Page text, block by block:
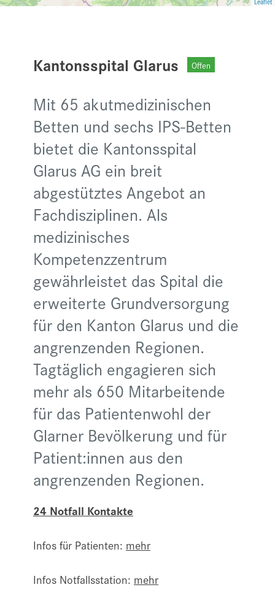
Kantonsspital Glarus Offen
Mit 65 akutmedizinischen
Betten und sechs IPS-Betten
bietet die Kantonsspital
Glarus AG ein breit
abgestütztes Angebot an
Fachdisziplinen. Als
medizinisches
Kompetenzzentrum
gewährleistet das Spital die
erweiterte Grundversorgung
für den Kanton Glarus und die
angrenzenden Regionen.
Tagtäglich engagieren sich
mehr als 650 Mitarbeitende
für das Patientenwohl der
Glarner Bevölkerung und für
Patient:innen aus den
angrenzenden Regionen.
24 Notfall Kontakte
Infos für Patienten: mehr
Infos Notfallsstation: mehr